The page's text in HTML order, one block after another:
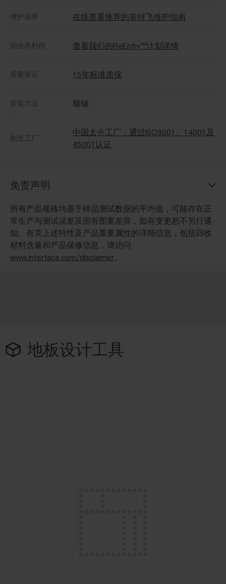
维护保养 在线查看推荐的英特飞维护指南
回收再利用 查看我们的ReEntry™计划详情
质量保证 15年标准质保
安装方法 顺铺
制造工厂
中国太仓工厂，通过ISO9001、14001及
45001认证
免责声明
所有产品规格均基于样品测试数据的平均值，可能存在正
常生产与测试误差及固有图案差异，如有变更恕不另行通
知。有关上述特性及产品重要属性的详细信息，包括回收
材料含量和产品保修信息，请访问
www.interface.com/disclaimer。
地板设计工具